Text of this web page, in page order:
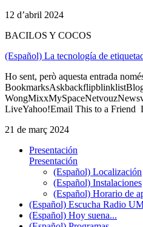
12 d’abril 2024
BACILOS Y COCOS
(Español) La tecnología de
Ho sent, però aquesta entrada
LiveYahoo!Email This to a Friend
21 de març 2024
Presentación
Presentación
(Español) Localización
(Español) Instalaciones
(Español) Horario de
(Español) Escucha Radio
(Español) Hoy suena...